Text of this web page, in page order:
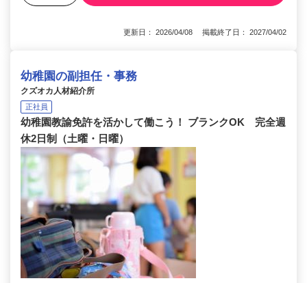
更新日： 2026/04/08 掲載終了日： 2027/04/02
幼稚園の副担任・事務
クズオカ人材紹介所
正社員
幼稚園教諭免許を活かして働こう！ ブランクOK 完全週
休2日制（土曜・日曜）